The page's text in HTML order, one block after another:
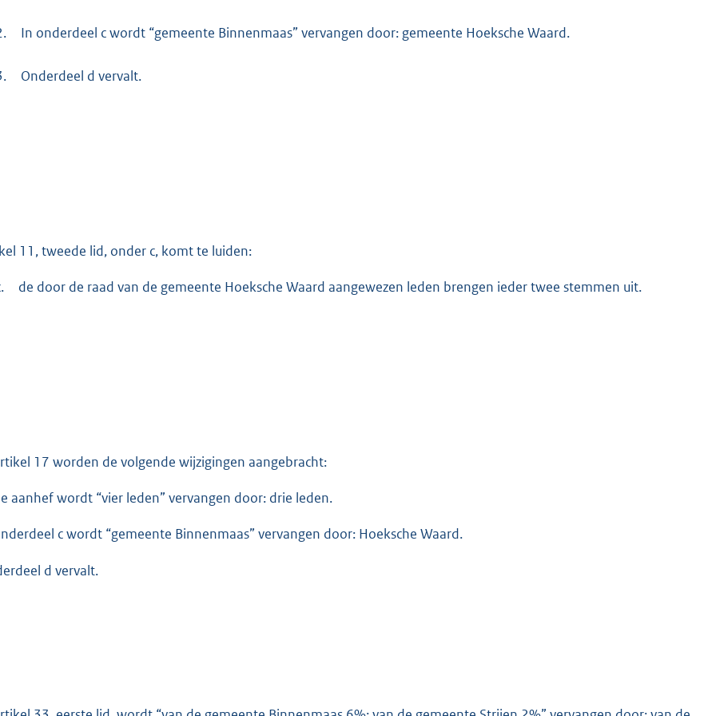
In onderdeel c wordt “gemeente Binnenmaas” vervangen door: gemeente Hoeksche Waard.
Onderdeel d vervalt.
11, tweede lid, onder c, komt te luiden:
de door de raad van de gemeente Hoeksche Waard aangewezen leden brengen ieder twee stemmen uit.
17 worden de volgende wijzigingen aangebracht:
aanhef wordt “vier leden” vervangen door: drie leden.
c wordt “gemeente Binnenmaas” vervangen door: Hoeksche Waard.
d vervalt.